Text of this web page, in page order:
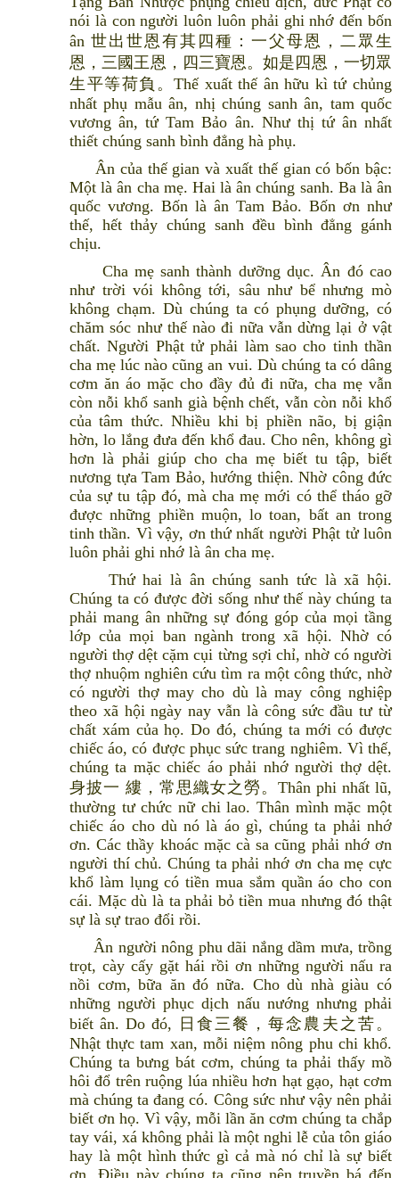
nói là con người luôn luôn phải ghi nhớ đến bốn
ân 世出世恩有其四種：一父母恩，二眾生
恩，三國王恩，四三寶恩。如是四恩，一切眾
生平等荷負。Thế xuất thế ân hữu kì tứ chủng
nhất phụ mẫu ân, nhị chúng sanh ân, tam quốc
vương ân, tứ Tam Bảo ân. Như thị tứ ân nhất
thiết chúng sanh bình đẳng hà phụ.
Ân của thế gian và xuất thế gian có bốn bậc:
Một là ân cha mẹ. Hai là ân chúng sanh. Ba là ân
quốc vương. Bốn là ân Tam Bảo. Bốn ơn như
thế, hết thảy chúng sanh đều bình đẳng gánh
chịu.
Cha mẹ sanh thành dưỡng dục. Ân đó cao
như trời vói không tới, sâu như bể nhưng mò
không chạm. Dù chúng ta có phụng dưỡng, có
chăm sóc như thế nào đi nữa vẫn dừng lại ở vật
chất. Người Phật tử phải làm sao cho tinh thần
cha mẹ lúc nào cũng an vui. Dù chúng ta có dâng
cơm ăn áo mặc cho đầy đủ đi nữa, cha mẹ vẫn
còn nỗi khổ sanh già bệnh chết, vẫn còn nỗi khổ
của tâm thức. Nhiều khi bị phiền não, bị giận
hờn, lo lắng đưa đến khổ đau. Cho nên, không gì
hơn là phải giúp cho cha mẹ biết tu tập, biết
nương tựa Tam Bảo, hướng thiện. Nhờ công đức
của sự tu tập đó, mà cha mẹ mới có thể tháo gỡ
được những phiền muộn, lo toan, bất an trong
tinh thần. Vì vậy, ơn thứ nhất người Phật tử luôn
luôn phải ghi nhớ là ân cha mẹ.
Thứ hai là ân chúng sanh tức là xã hội.
Chúng ta có được đời sống như thế này chúng ta
phải mang ân những sự đóng góp của mọi tầng
lớp của mọi ban ngành trong xã hội. Nhờ có
người thợ dệt cặm cụi từng sợi chỉ, nhờ có người
thợ nhuộm nghiên cứu tìm ra một công thức, nhờ
có người thợ may cho dù là may công nghiệp
theo xã hội ngày nay vẫn là công sức đầu tư từ
chất xám của họ. Do đó, chúng ta mới có được
chiếc áo, có được phục sức trang nghiêm. Vì thế,
chúng ta mặc chiếc áo phải nhớ người thợ dệt.
身披一 縷，常思織女之勞。Thân phi nhất lũ,
thường tư chức nữ chi lao. Thân mình mặc một
chiếc áo cho dù nó là áo gì, chúng ta phải nhớ
ơn. Các thầy khoác mặc cà sa cũng phải nhớ ơn
người thí chủ. Chúng ta phải nhớ ơn cha mẹ cực
khổ làm lụng có tiền mua sắm quần áo cho con
cái. Mặc dù là ta phải bỏ tiền mua nhưng đó thật
sự là sự trao đổi rồi.
Ân người nông phu dãi nắng dầm mưa, trồng
trọt, cày cấy gặt hái rồi ơn những người nấu ra
nồi cơm, bữa ăn đó nữa. Cho dù nhà giàu có
những người phục dịch nấu nướng nhưng phải
biết ân. Do đó, 日食三餐，每念農夫之苦。
Nhật thực tam xan, mỗi niệm nông phu chi khổ.
Chúng ta bưng bát cơm, chúng ta phải thấy mồ
hôi đổ trên ruộng lúa nhiều hơn hạt gạo, hạt cơm
mà chúng ta đang có. Công sức như vậy nên phải
biết ơn họ. Vì vậy, mỗi lần ăn cơm chúng ta chắp
tay vái, xá không phải là một nghi lễ của tôn giáo
hay là một hình thức gì cả mà nó chỉ là sự biết
ơn. Điều này chúng ta cũng nên truyền bá đến